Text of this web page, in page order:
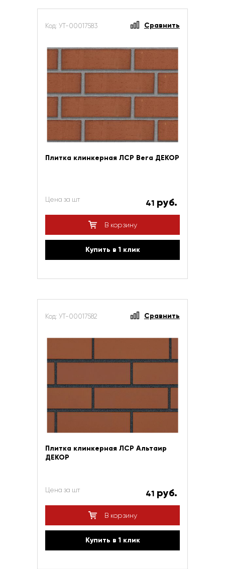
Код: УТ-00017583 Сравнить
Плитка клинкерная ЛСР Вега ДЕКОР
Цена за шт 41 руб.
В корзину
Купить в 1 клик
Код: УТ-00017582 Сравнить
Плитка клинкерная ЛСР Альтаир
ДЕКОР
Цена за шт 41 руб.
В корзину
Купить в 1 клик